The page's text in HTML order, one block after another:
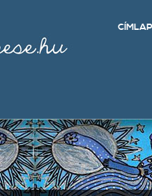
CÍMLAP